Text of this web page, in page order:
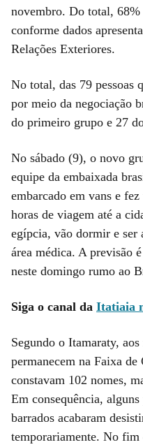
novembro. Do total, 68%
conforme dados
Relações Exteriores.
No total, das 79 pessoas
por meio da negociação
do primeiro grupo e 27
No sábado (9), o novo
equipe da embaixada
embarcado em vans e
horas de viagem até a
egípcia, vão dormir e ser
área médica. A previsão
neste domingo rumo ao
Siga o canal da Itatiaia
Segundo o Itamaraty,
permanecem na Faixa
constavam 102 nomes,
Em consequência,
barrados acabaram
temporariamente. No fim